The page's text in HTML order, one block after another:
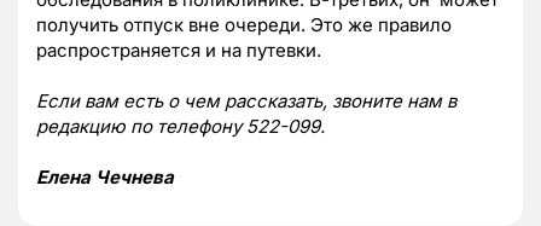
получить отпуск вне очереди. Это же правило
распространяется и на путевки.
Если вам есть о чем рассказать, звоните нам в
редакцию по телефону 522-099.
Елена Чечнева